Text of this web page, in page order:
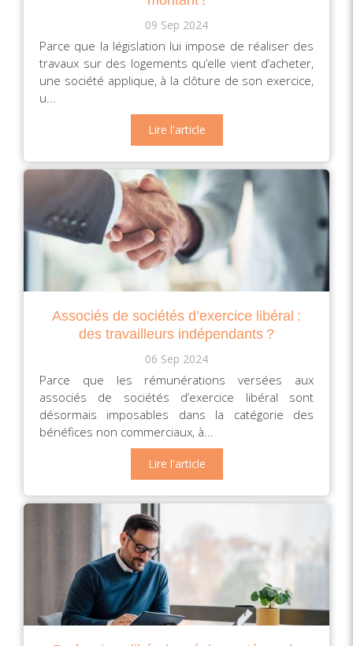
09 Sep 2024
Parce que la législation lui impose de réaliser des
travaux sur des logements qu’elle vient d’acheter,
une société applique, à la clôture de son exercice,
u...
Lire l'article
Associés de sociétés d’exercice libéral :
des travailleurs indépendants ?
06 Sep 2024
Parce que les rémunérations versées aux
associés de sociétés d’exercice libéral sont
désormais imposables dans la catégorie des
bénéfices non commerciaux, à...
Lire l'article